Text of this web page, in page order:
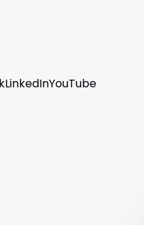
LinkedInYouTube